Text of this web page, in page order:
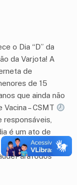
o Dia “D” da
da Varjota! A
de
de 15
que ainda não
Vacina – CSMT
responsáveis,
é um ato de